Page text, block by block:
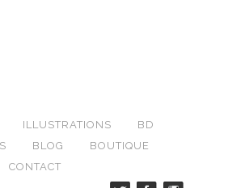
ILLUSTRATIONS
BD
BLOG
BOUTIQUE
CONTACT